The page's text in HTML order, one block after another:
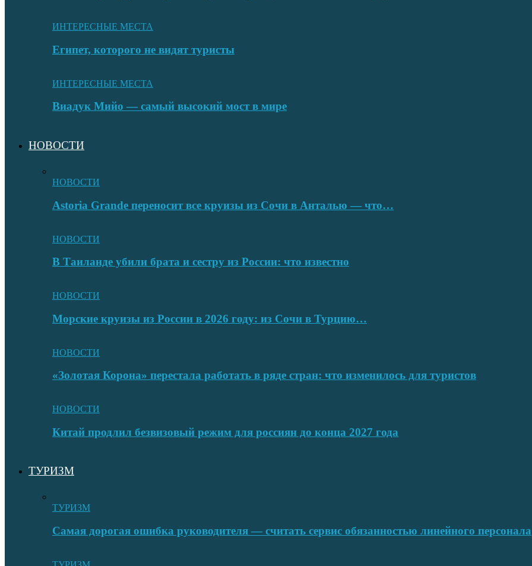
ИНТЕРЕСНЫЕ МЕСТА
Египет, которого не видят туристы
ИНТЕРЕСНЫЕ МЕСТА
Виадук Мийо — самый высокий мост в мире
НОВОСТИ
НОВОСТИ
Astoria Grande переносит все круизы из Сочи в Анталью — что…
НОВОСТИ
В Таиланде убили брата и сестру из России: что известно
НОВОСТИ
Морские круизы из России в 2026 году: из Сочи в Турцию…
НОВОСТИ
«Золотая Корона» перестала работать в ряде стран: что изменилось для туристов
НОВОСТИ
Китай продлил безвизовый режим для россиян до конца 2027 года
ТУРИЗМ
ТУРИЗМ
Самая дорогая ошибка руководителя — считать сервис обязанностью линейного персонала